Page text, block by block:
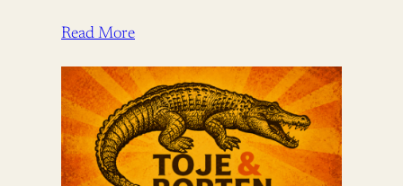
bistandsdebatten.…
Read More